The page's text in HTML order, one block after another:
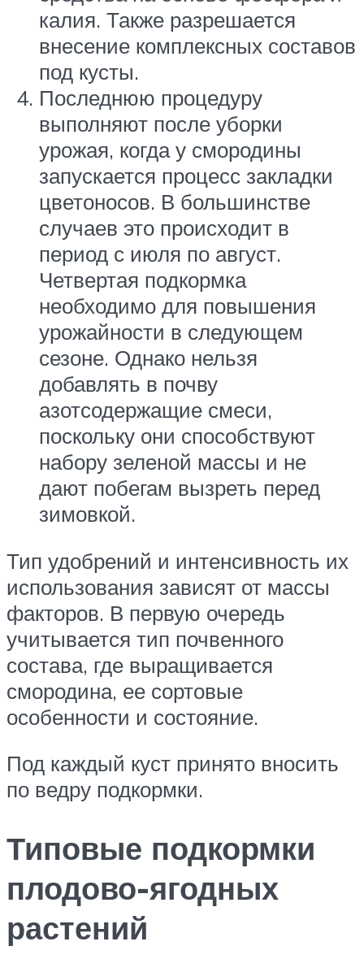
калия. Также разрешается
внесение комплексных составов
под кусты.
Последнюю процедуру
выполняют после уборки
урожая, когда у смородины
запускается процесс закладки
цветоносов. В большинстве
случаев это происходит в
период с июля по август.
Четвертая подкормка
необходимо для повышения
урожайности в следующем
сезоне. Однако нельзя
добавлять в почву
азотсодержащие смеси,
поскольку они способствуют
набору зеленой массы и не
дают побегам вызреть перед
зимовкой.
Тип удобрений и интенсивность их
использования зависят от массы
факторов. В первую очередь
учитывается тип почвенного
состава, где выращивается
смородина, ее сортовые
особенности и состояние.
Под каждый куст принято вносить
по ведру подкормки.
Типовые подкормки
плодово-ягодных
растений